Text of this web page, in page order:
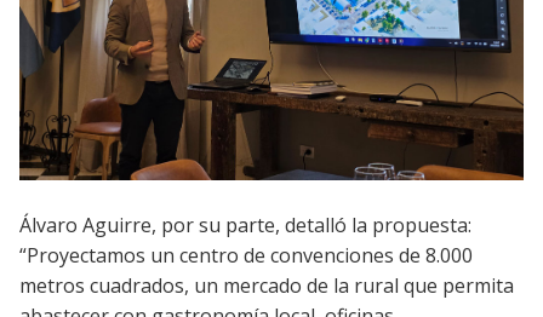
Álvaro Aguirre, por su parte, detalló la propuesta:
“Proyectamos un centro de convenciones de 8.000
metros cuadrados, un mercado de la rural que permita